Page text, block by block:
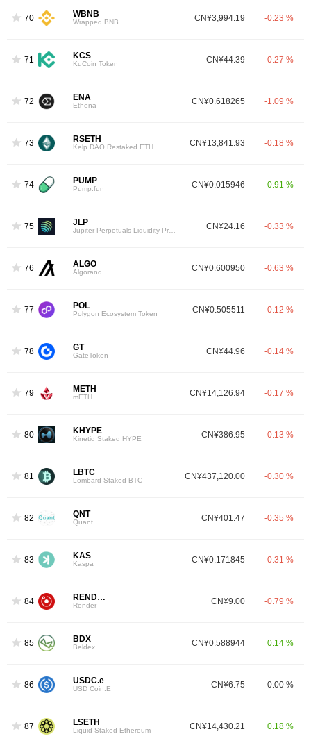
70 WBNB
Wrapped BNB CN¥3,994.19 -0.23 %
71 KCS
KuCoin Token CN¥44.39 -0.27 %
72 ENA
Ethena CN¥0.618265 -1.09 %
73 RSETH
Kelp DAO Restaked ETH CN¥13,841.93 -0.18 %
74 PUMP
Pump.fun CN¥0.015946 0.91 %
75 JLP CN¥24.16 -0.33 %
76 ALGO
Algorand CN¥0.600950 -0.63 %
77 POL
Polygon Ecosystem Token CN¥0.505511 -0.12 %
78 GT
GateToken CN¥44.96 -0.14 %
79 METH
mETH CN¥14,126.94 -0.17 %
80 KHYPE
Kinetiq Staked HYPE CN¥386.95 -0.13 %
81 LBTC
Lombard Staked BTC CN¥437,120.00 -0.30 %
82 QNT
Quant CN¥401.47 -0.35 %
83 KAS
Kaspa CN¥0.171845 -0.31 %
84 RENDER
Render CN¥9.00 -0.79 %
85 BDX
Beldex CN¥0.588944 0.14 %
86 USDC.e
USD Coin.E CN¥6.75 0.00 %
87 LSETH
Liquid Staked Ethereum CN¥14,430.21 0.18 %